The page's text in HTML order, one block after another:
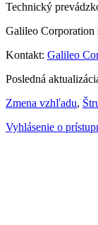
Technický
Galileo Corporation
Kontakt: Galileo
Posledná
Zmena vzhľadu,
Vyhlásenie o